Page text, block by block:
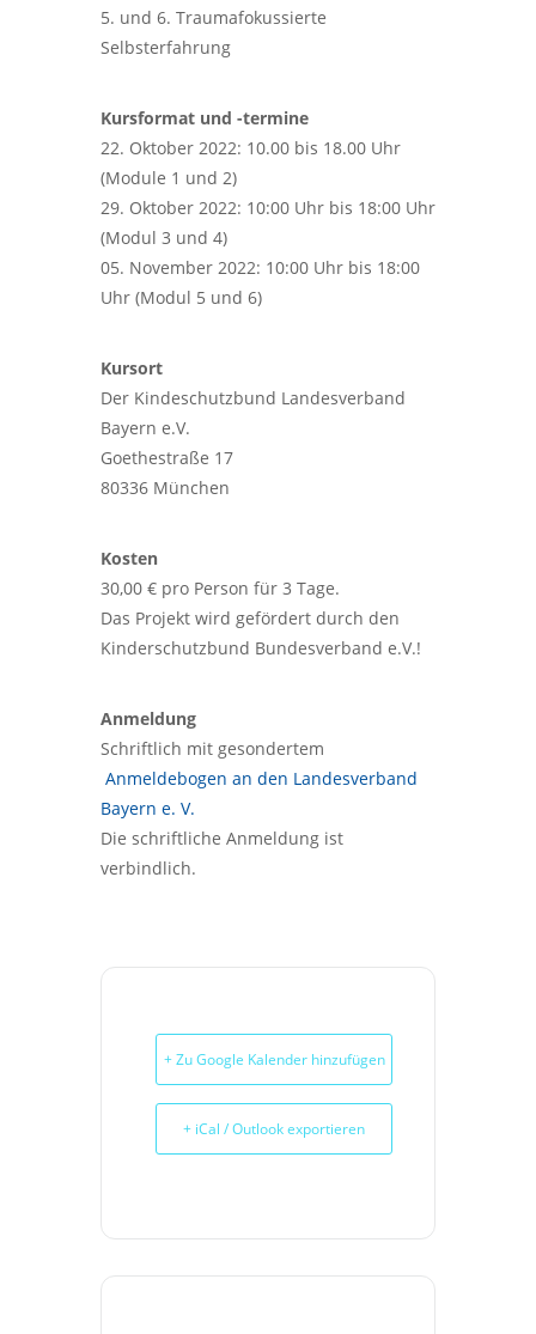
5. und 6. Traumafokussierte
Selbsterfahrung
Kursformat und -termine
22. Oktober 2022: 10.00 bis 18.00 Uhr
(Module 1 und 2)
29. Oktober 2022: 10:00 Uhr bis 18:00 Uhr
(Modul 3 und 4)
05. November 2022: 10:00 Uhr bis 18:00
Uhr (Modul 5 und 6)
Kursort
Der Kindeschutzbund Landesverband
Bayern e.V.
Goethestraße 17
80336 München
Kosten
30,00 € pro Person für 3 Tage.
Das Projekt wird gefördert durch den
Kinderschutzbund Bundesverband e.V.!
Anmeldung
Schriftlich mit gesondertem
Anmeldebogen an den Landesverband
Bayern e. V.
Die schriftliche Anmeldung ist
verbindlich.
+ Zu Google Kalender hinzufügen
+ iCal / Outlook exportieren